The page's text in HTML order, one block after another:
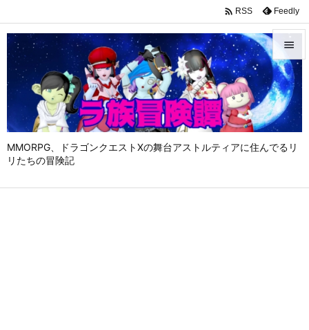
MMORPG、ドラゴンクエストⅩの舞台アストルティアに住んでるリ
リたちの冒険記


メニュ

サイド

 RSS Feedly